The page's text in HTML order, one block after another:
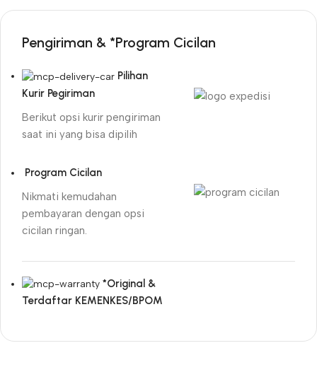
Pengiriman & *Program Cicilan
Pilihan
Kurir Pegiriman
Berikut opsi kurir pengiriman
saat ini yang bisa dipilih
Program Cicilan
Nikmati kemudahan
pembayaran dengan opsi
cicilan ringan.
*Original &
Terdaftar KEMENKES/BPOM